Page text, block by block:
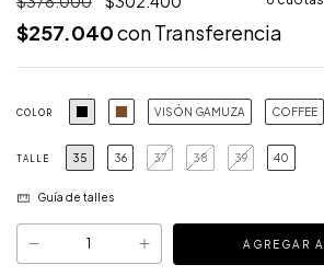
$257.040conTransferencia
COLOR VISÓN GAMUZA COFFEE
TALLE 35 36 37 38 39 40
Guía de talles